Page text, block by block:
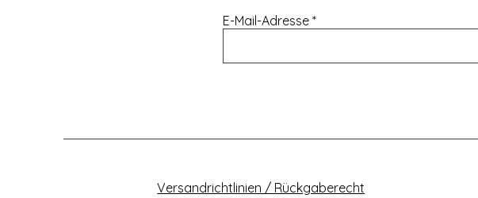
E-Mail-Adresse
Versandrichtlinien / Rückgaberecht